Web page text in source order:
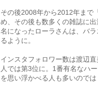
その後2008年から2012年まで
め、その後も数多くの雑誌に
名になったローラさんは、バ
るように。
インスタフォロワー数は渡辺
人では第3位に。1番有名なハ
を思い浮かべる人も多いのでは